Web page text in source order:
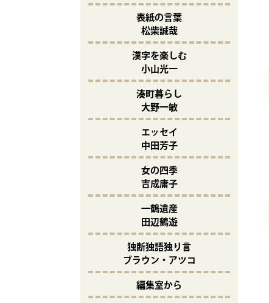
表紙の言葉
松柴誠哉
漢字を楽しむ
小山光一
湊町暮らし
大野一敏
エッセイ
中田芳子
女の四季
吉成庸子
一鶴遺産
田辺鶴遊
独断独語独り言
ブラウン・アツコ
編集室から